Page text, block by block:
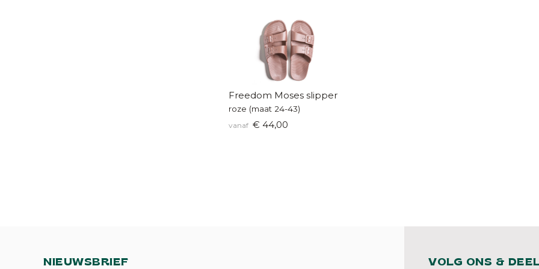
Freedom Moses slipper
roze (maat 24-43)
vanaf € 44,00
NIEUWSBRIEF VOLG ONS &